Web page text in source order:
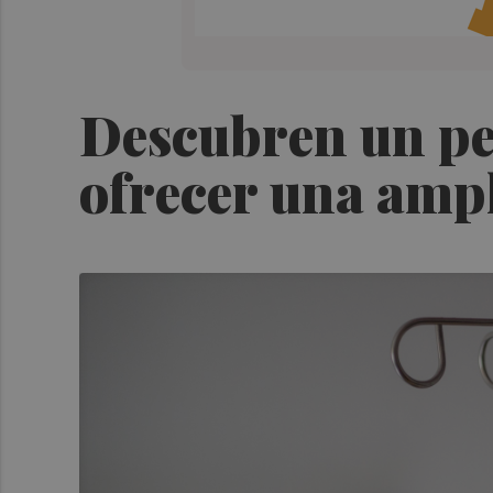
Descubren un
ofrecer una